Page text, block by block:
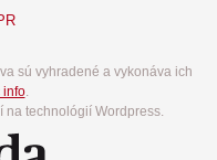
sú vyhradené a vykonáva ich
info.
na technológií Wordpress.